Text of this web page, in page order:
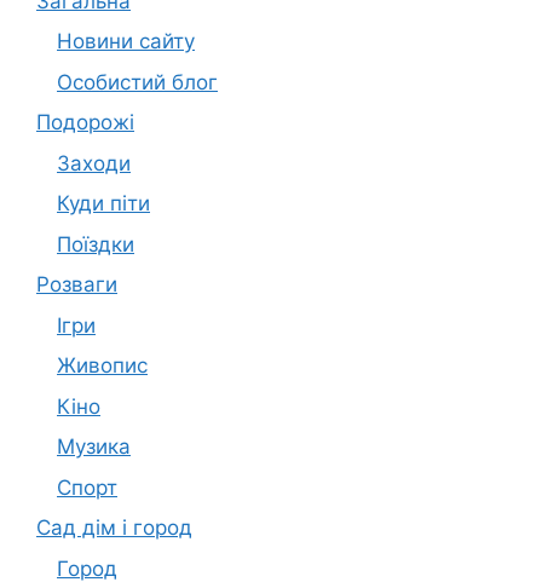
Новини сайту
Особистий блог
Подорожі
Заходи
Куди піти
Поїздки
Розваги
Ігри
Живопис
Кіно
Музика
Спорт
Сад дім і город
Город